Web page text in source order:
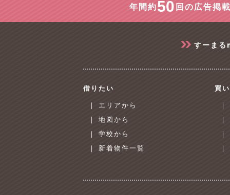
年間約50 回の広告掲
すーま
借りたい
｜ エリアから
｜ 地図から
｜ 学校から
｜ 新着物件一覧
買